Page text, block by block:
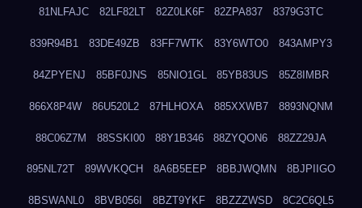
81NLFAJC 82LF82LT 82Z0LK6F 82ZPA837 8379G3TC
839R94B1 83DE49ZB 83FF7WTK 83Y6WTO0 843AMPY3
84ZPYENJ 85BF0JNS 85NIO1GL 85YB83US 85Z8IMBR
866X8P4W 86U520L2 87HLHOXA 885XXWB7 8893NQNM
88C06Z7M 88SSKI00 88Y1B346 88ZYQON6 88ZZ29JA
895NL72T 89WVKQCH 8A6B5EEP 8BBJWQMN 8BJPIIGO
8BSWANL0 8BVB056I 8BZT9YKF 8BZZZWSD 8C2C6QL5